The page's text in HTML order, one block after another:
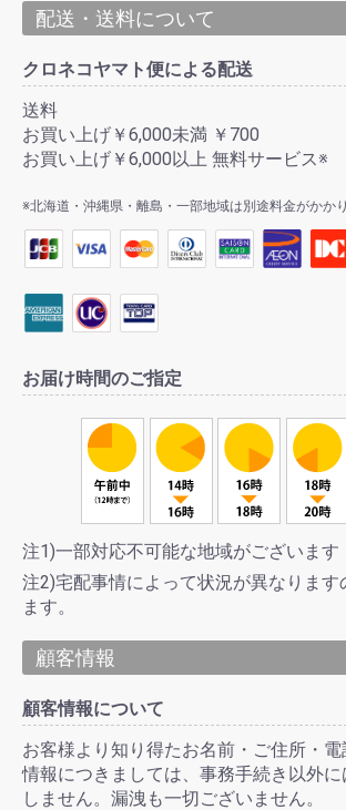
配送・送料について
クロネコヤマト便による配送
送料
お買い上げ￥6,000未満 ￥700
お買い上げ￥6,000以上 無料サービス※
※北海道・沖縄県・離島・一部地域は別途料金がかかり
お届け時間のご指定
注1)一部対応不可能な地域がございます
注2)宅配事情によって状況が異なります
ます。
顧客情報
顧客情報について
お客様より知り得たお名前・ご住所・電
情報につきましては、事務手続き以外
しません。漏洩も一切ございません。